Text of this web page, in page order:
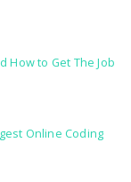
How to Get The Job
Online Coding